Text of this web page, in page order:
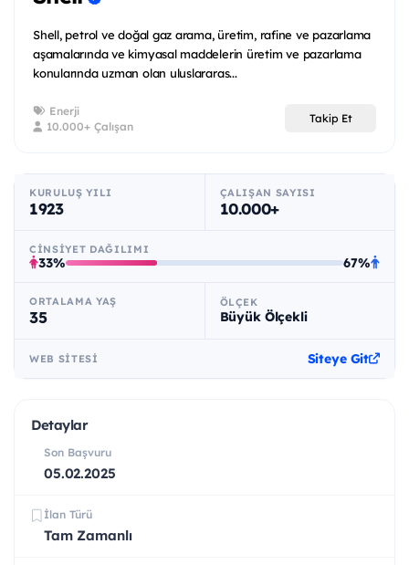
Shell, petrol ve doğal gaz arama, üretim, rafine ve pazarlama
aşamalarında ve kimyasal maddelerin üretim ve pazarlama
konularında uzman olan uluslararas...
Enerji
10.000+ Çalışan
Takip Et
KURULUŞ YILI
1923
ÇALIŞAN SAYISI
10.000+
CINSIYET DAĞILIMI
33% 67%
ORTALAMA YAŞ
35
ÖLÇEK
Büyük Ölçekli
WEB SITESI Siteye Git
Detaylar
Son Başvuru
05.02.2025
İlan Türü
Tam Zamanlı